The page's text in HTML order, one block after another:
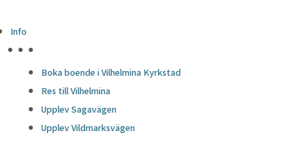
Info
Boka boende i Vilhelmina Kyrkstad
Res till Vilhelmina
Upplev Sagavägen
Upplev Vildmarksvägen